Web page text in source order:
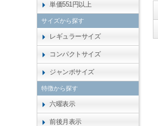
単価551円以上
サイズから探す
レギュラーサイズ
コンパクトサイズ
ジャンボサイズ
特徴から探す
六曜表示
前後月表示